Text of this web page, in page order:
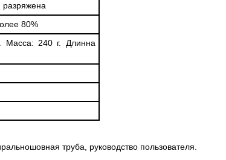
разряжена
80%
240 г. Длинна
труба, руководство пользователя